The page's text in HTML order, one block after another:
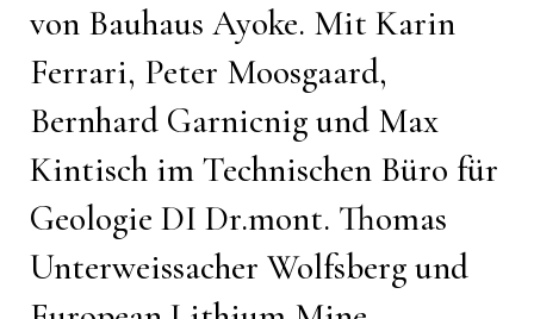
von Bauhaus Ayoke. Mit Karin
Ferrari, Peter Moosgaard,
Bernhard Garnicnig und Max
Kintisch im Technischen Büro für
Geologie DI Dr.mont. Thomas
Unterweissacher Wolfsberg und